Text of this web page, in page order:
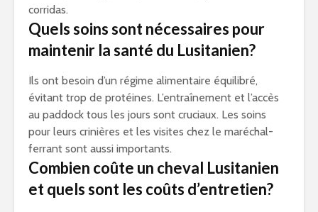
corridas.
Quels soins sont nécessaires pour
maintenir la santé du Lusitanien?
Ils ont besoin d’un régime alimentaire équilibré,
évitant trop de protéines. L’entraînement et l’accès
au paddock tous les jours sont cruciaux. Les soins
pour leurs crinières et les visites chez le maréchal-
ferrant sont aussi importants.
Combien coûte un cheval Lusitanien
et quels sont les coûts d’entretien?